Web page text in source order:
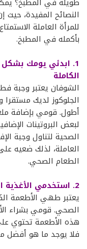
النصائح المفيدة،
للمرأة العاملة
بأكمله في المطبخ.
1. ابدئي يومك
الكاملة
الشوفان يعتبر وجبة
الجلوكوز لديك
أطول. قومي بإضافة
لبعض البروتينات
الصحية لتناول وجبة
العاملة، لذلك ضعيه
الطعام الصحي.
2. استخدمي الأغذية الكاملة كعناصر غذائية
يعتبر طهي الأطعمة
الصحي. قومي بشراء
هذه الأطعمة تحتوي
فلا يوجد ما هو أفضل